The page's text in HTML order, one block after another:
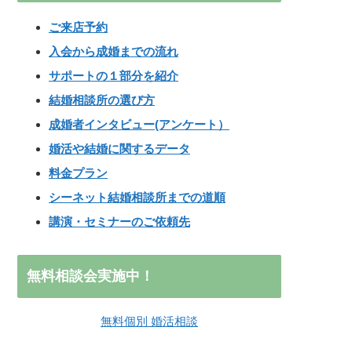
ご来店予約
入会から成婚までの流れ
サポートの１部分を紹介
結婚相談所の選び方
成婚者インタビュー(アンケート）
婚活や結婚に関するデータ
料金プラン
シーネット結婚相談所までの道順
講演・セミナーのご依頼先
無料相談会実施中！
無料個別 婚活相談